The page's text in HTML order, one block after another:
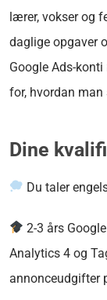
lærer, vokser og
daglige opgaver
Google Ads-
for, hvordan
Dine
Du taler
2-3 års
Analytics 4 og
annonceudgifter